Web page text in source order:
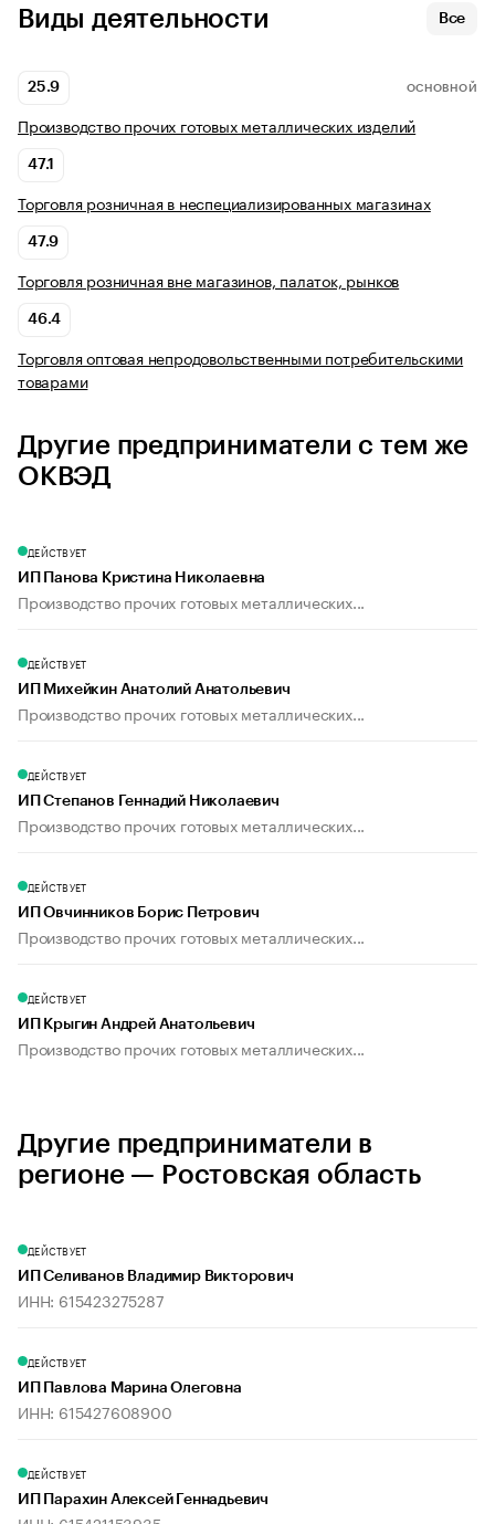
Виды деятельности Все
25.9 ОСНОВНОЙ
Производство прочих готовых металлических изделий
47.1
Торговля розничная в неспециализированных магазинах
47.9
Торговля розничная вне магазинов, палаток, рынков
46.4
Торговля оптовая непродовольственными потребительскими
товарами
Другие предприниматели с тем же
ОКВЭД
ДЕЙСТВУЕТ
ИП Панова Кристина Николаевна
Производство прочих готовых металлических...
ДЕЙСТВУЕТ
ИП Михейкин Анатолий Анатольевич
Производство прочих готовых металлических...
ДЕЙСТВУЕТ
ИП Степанов Геннадий Николаевич
Производство прочих готовых металлических...
ДЕЙСТВУЕТ
ИП Овчинников Борис Петрович
Производство прочих готовых металлических...
ДЕЙСТВУЕТ
ИП Крыгин Андрей Анатольевич
Производство прочих готовых металлических...
Другие предприниматели в
регионе — Ростовская область
ДЕЙСТВУЕТ
ИП Селиванов Владимир Викторович
ИНН: 615423275287
ДЕЙСТВУЕТ
ИП Павлова Марина Олеговна
ИНН: 615427608900
ДЕЙСТВУЕТ
ИП Парахин Алексей Геннадьевич